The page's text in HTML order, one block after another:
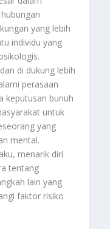
yang lebih
individu yang
di dukung lebih
perasaan
keputusan bunuh
untuk
yang
mental.
menarik diri
tentang
lain yang
faktor risiko